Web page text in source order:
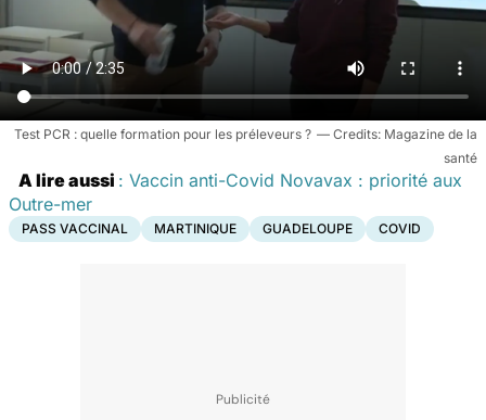
Test PCR : quelle formation pour les préleveurs ?
Magazine de la
santé
A lire aussi : Vaccin anti-Covid Novavax : priorité aux
Outre-mer
PASS VACCINAL MARTINIQUE GUADELOUPE COVID